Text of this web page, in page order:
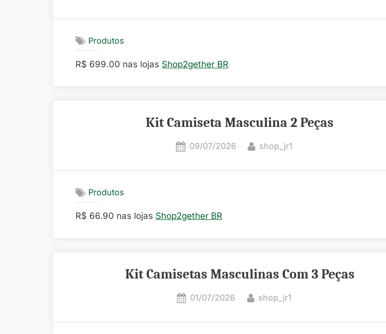
Produtos
R$ 699.00 nas lojas Shop2gether BR
Kit Camiseta Masculina 2 Peças
Posted
09/07/2026 By
shop_jr1
Produtos
R$ 66.90 nas lojas Shop2gether BR
Kit Camisetas Masculinas Com 3 Peças
Posted
01/07/2026 By
shop_jr1